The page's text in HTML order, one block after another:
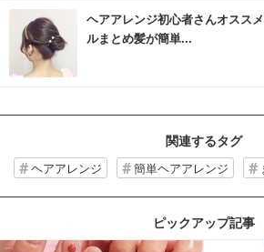
ヘアアレンジ初心者さんオスス
ルまとめ髪が簡単...
関連するタグ
ヘアアレンジ 簡単ヘアアレンジ
ピックアップ記事